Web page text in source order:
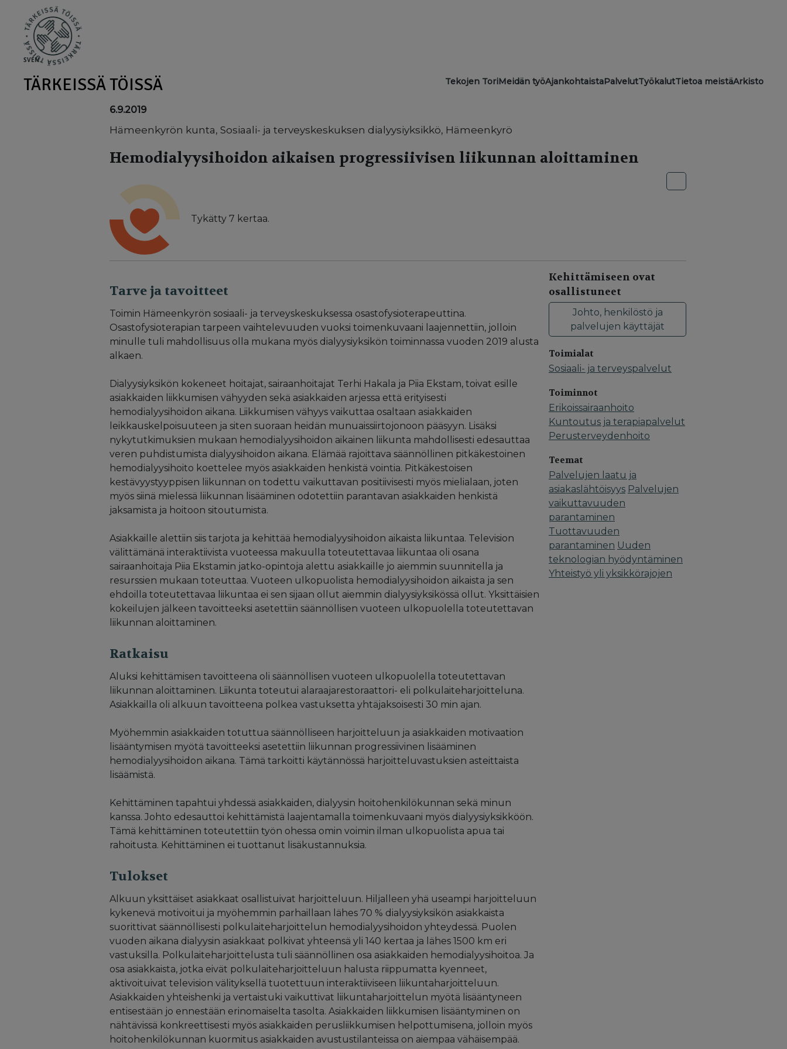
SVEN
TÄRKEISSÄ TÖISSÄ Main navigation
Tekojen ToriMeidän työAjankohtaistaPalvelutTyökalutTietoa meistäArkisto
6.9.2019
Hämeenkyrön kunta, Sosiaali- ja terveyskeskuksen dialyysiyksikkö, Hämeenkyrö
Hemodialyysihoidon aikaisen progressiivisen liikunnan aloittaminen
Tykätty 7 kertaa.
Tarve ja tavoitteet
Toimin Hämeenkyrön sosiaali- ja terveyskeskuksessa osastofysioterapeuttina.
Osastofysioterapian tarpeen vaihtelevuuden vuoksi toimenkuvaani laajennettiin, jolloin
minulle tuli mahdollisuus olla mukana myös dialyysiyksikön toiminnassa vuoden 2019 alusta
alkaen.
Dialyysiyksikön kokeneet hoitajat, sairaanhoitajat Terhi Hakala ja Piia Ekstam, toivat esille
asiakkaiden liikkumisen vähyyden sekä asiakkaiden arjessa että erityisesti
hemodialyysihoidon aikana. Liikkumisen vähyys vaikuttaa osaltaan asiakkaiden
leikkauskelpoisuuteen ja siten suoraan heidän munuaissiirtojonoon pääsyyn. Lisäksi
nykytutkimuksien mukaan hemodialyysihoidon aikainen liikunta mahdollisesti edesauttaa
veren puhdistumista dialyysihoidon aikana. Elämää rajoittava säännöllinen pitkäkestoinen
hemodialyysihoito koettelee myös asiakkaiden henkistä vointia. Pitkäkestoisen
kestävyystyyppisen liikunnan on todettu vaikuttavan positiivisesti myös mielialaan, joten
myös siinä mielessä liikunnan lisääminen odotettiin parantavan asiakkaiden henkistä
jaksamista ja hoitoon sitoutumista.
Asiakkaille alettiin siis tarjota ja kehittää hemodialyysihoidon aikaista liikuntaa. Television
välittämänä interaktiivista vuoteessa makuulla toteutettavaa liikuntaa oli osana
sairaanhoitaja Piia Ekstamin jatko-opintoja alettu asiakkaille jo aiemmin suunnitella ja
resurssien mukaan toteuttaa. Vuoteen ulkopuolista hemodialyysihoidon aikaista ja sen
ehdoilla toteutettavaa liikuntaa ei sen sijaan ollut aiemmin dialyysiyksikössä ollut. Yksittäisien
kokeilujen jälkeen tavoitteeksi asetettiin säännöllisen vuoteen ulkopuolella toteutettavan
liikunnan aloittaminen.
Ratkaisu
Aluksi kehittämisen tavoitteena oli säännöllisen vuoteen ulkopuolella toteutettavan
liikunnan aloittaminen. Liikunta toteutui alaraajarestoraattori- eli polkulaiteharjoitteluna.
Asiakkailla oli alkuun tavoitteena polkea vastuksetta yhtäjaksoisesti 30 min ajan.
Myöhemmin asiakkaiden totuttua säännölliseen harjoitteluun ja asiakkaiden motivaation
lisääntymisen myötä tavoitteeksi asetettiin liikunnan progressiivinen lisääminen
hemodialyysihoidon aikana. Tämä tarkoitti käytännössä harjoitteluvastuksien asteittaista
lisäämistä.
Kehittäminen tapahtui yhdessä asiakkaiden, dialyysin hoitohenkilökunnan sekä minun
kanssa. Johto edesauttoi kehittämistä laajentamalla toimenkuvaani myös dialyysiyksikköön.
Tämä kehittäminen toteutettiin työn ohessa omin voimin ilman ulkopuolista apua tai
rahoitusta. Kehittäminen ei tuottanut lisäkustannuksia.
Tulokset
Alkuun yksittäiset asiakkaat osallistuivat harjoitteluun. Hiljalleen yhä useampi harjoitteluun
kykenevä motivoitui ja myöhemmin parhaillaan lähes 70 % dialyysiyksikön asiakkaista
suorittivat säännöllisesti polkulaiteharjoittelun hemodialyysihoidon yhteydessä. Puolen
vuoden aikana dialyysin asiakkaat polkivat yhteensä yli 140 kertaa ja lähes 1500 km eri
vastuksilla. Polkulaiteharjoittelusta tuli säännöllinen osa asiakkaiden hemodialyysihoitoa. Ja
osa asiakkaista, jotka eivät polkulaiteharjoitteluun halusta riippumatta kyenneet,
aktivoituivat television välityksellä tuotettuun interaktiiviseen liikuntaharjoitteluun.
Asiakkaiden yhteishenki ja vertaistuki vaikuttivat liikuntaharjoittelun myötä lisääntyneen
entisestään jo ennestään erinomaiselta tasolta. Asiakkaiden liikkumisen lisääntyminen on
nähtävissä konkreettisesti myös asiakkaiden perusliikkumisen helpottumisena, jolloin myös
hoitohenkilökunnan kuormitus asiakkaiden avustustilanteissa on aiempaa vähäisempää.
Kehittämiseen ovat
osallistuneet
Johto, henkilöstö ja
palvelujen käyttäjät
Toimialat
Sosiaali- ja terveyspalvelut
Toiminnot
Erikoissairaanhoito
Kuntoutus ja terapiapalvelut
Perusterveydenhoito
Teemat
Palvelujen laatu ja
asiakaslähtöisyys Palvelujen
vaikuttavuuden
parantaminen
Tuottavuuden
parantaminen Uuden
teknologian hyödyntäminen
Yhteistyö yli yksikkörajojen